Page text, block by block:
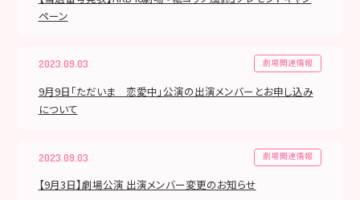
ペーン
2023.09.03 劇場関連情報
9月9日「ただいま 恋愛中」公演の出演メンバーとお申し込み
について
2023.09.03 劇場関連情報
【9月3日】劇場公演 出演メンバー変更のお知らせ